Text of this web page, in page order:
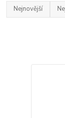
Nejnovější